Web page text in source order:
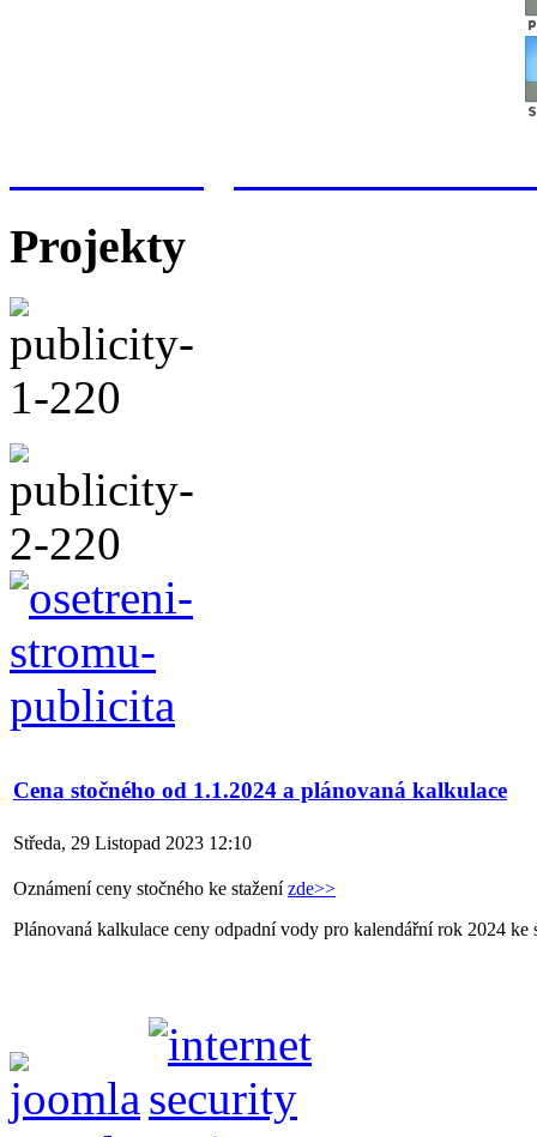
Projekty
Cena stočného od 1.1.2024 a plánovaná kalkulace
Středa, 29 Listopad 2023 12:10
Oznámení ceny stočného ke staženízde>>
Plánovaná kalkulace ceny odpadní vody pro kalendářní rok 2024 ke